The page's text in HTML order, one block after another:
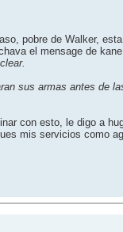
pobre de Walker,
el mensage de
sus armas antes de
con esto, le digo a
mis servicios como